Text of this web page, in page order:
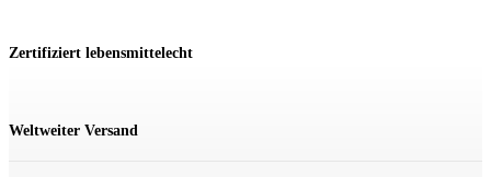
Zertifiziert lebensmittelecht
Weltweiter Versand